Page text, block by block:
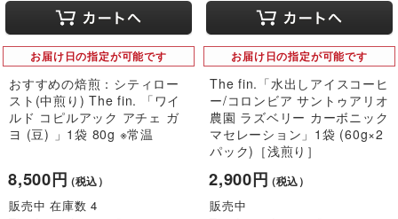
お届け日の指定が可能です
おすすめの焙煎：シティロー
スト(中煎り) The fin. 「ワイ
ルド コピルアック アチェ ガ
ヨ (豆) 」1袋 80g ※常温
8,500円（税込）
販売中 在庫数 4
お届け日の指定が可能です
The fin.「水出しアイスコーヒ
ー/コロンビア サントゥアリオ
農園 ラズベリー カーボニック
マセレーション」1袋 (60g×2
パック)［浅煎り］
2,900円（税込）
販売中